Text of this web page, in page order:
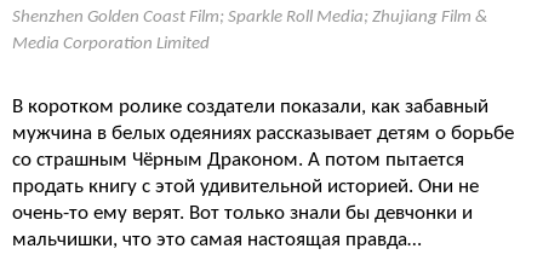
Shenzhen Golden Coast Film; Sparkle Roll Media; Zhujiang Film &
Media Corporation Limited
В коротком ролике создатели показали, как забавный
мужчина в белых одеяниях рассказывает детям о борьбе
со страшным Чёрным Драконом. А потом пытается
продать книгу с этой удивительной историей. Они не
очень-то ему верят. Вот только знали бы девчонки и
мальчишки, что это самая настоящая правда…